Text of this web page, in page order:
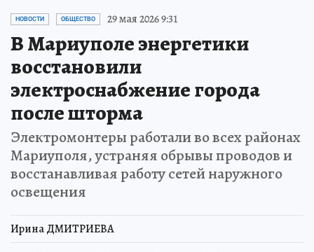
НОВОСТИ ОБЩЕСТВО 29 мая 2026 9:31
В Мариуполе энергетики
восстановили
электроснабжение города
после шторма
Электромонтеры работали во всех районах
Мариуполя, устраняя обрывы проводов и
восстанавливая работу сетей наружного
освещения
Ирина ДМИТРИЕВА